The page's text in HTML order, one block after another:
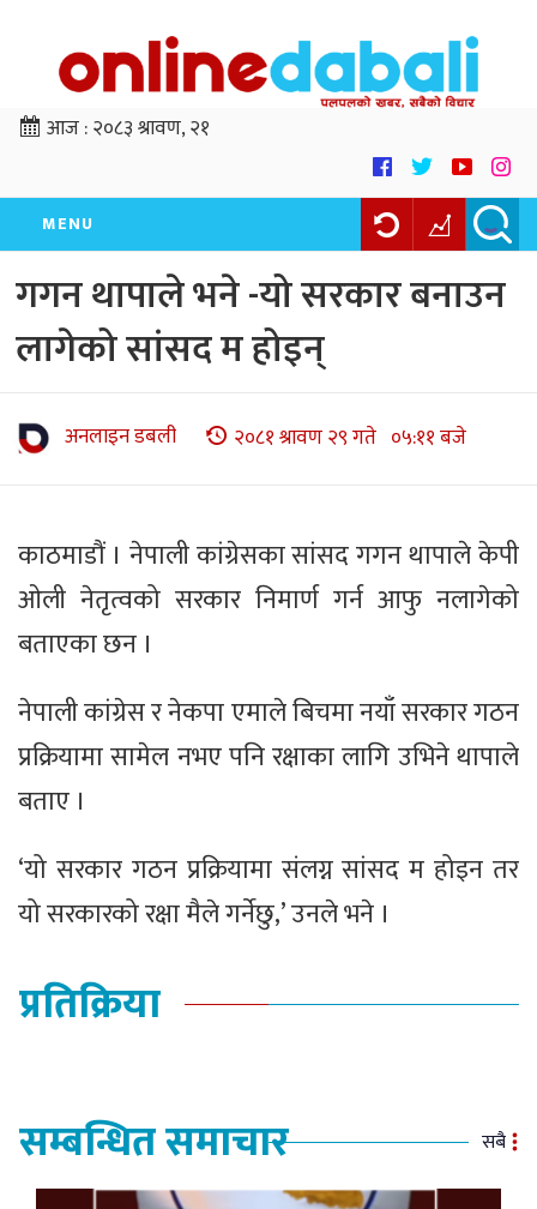
आज :२०८३ श्रावण, २१
MENU
गगन थापाले भने -यो सरकार बनाउन
लागेको सांसद म होइन्
अनलाइन डबली २०८१ श्रावण २९ गते ०५:११ बजे
काठमाडौं । नेपाली कांग्रेसका सांसद गगन थापाले केपी
ओली नेतृत्वको सरकार निमार्ण गर्न आफु नलागेको
बताएका छन ।
नेपाली कांग्रेस र नेकपा एमाले बिचमा नयाँ सरकार गठन
प्रक्रियामा सामेल नभए पनि रक्षाका लागि उभिने थापाले
बताए ।
‘यो सरकार गठन प्रक्रियामा संलग्न सांसद म होइन तर
यो सरकारको रक्षा मैले गर्नेछु,’ उनले भने ।
प्रतिक्रिया
सम्बन्धित समाचार सबै